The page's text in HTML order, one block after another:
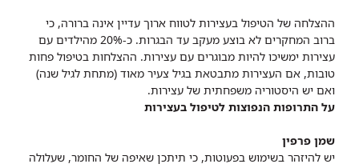
ההצלחה של הטיפול בעצירות לטווח ארוך עדיין אינה ברורה, כי
ברוב המחקרים לא בוצע מעקב עד הבגרות. כ-20% מהילדים עם
עצירות ימשיכו להיות מבוגרים עם עצירות. ההצלחות בטיפול פחות
טובות, אם העצירות מתבטאת בגיל צעיר מאוד (מתחת לגיל שנה)
ואם יש היסטוריה משפחתית של עצירות.
על התרופות הנפוצות לטיפול בעצירות
שמן פרפין
יש להיזהר בשימוש בפעוטות, כי תיתכן שאיפה של החומר, שעלולה